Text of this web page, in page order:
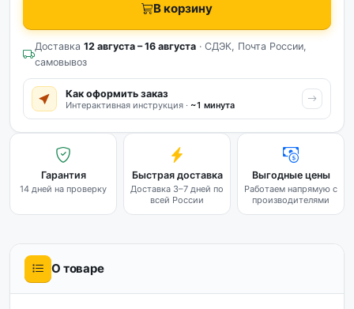
В корзину
Доставка 12 августа – 16 августа · СДЭК, Почта России,
самовывоз
Как оформить заказ
Интерактивная инструкция · ~1 минута
Гарантия
14 дней на проверку
Быстрая доставка
Доставка 3–7 дней по
всей России
Выгодные цены
Работаем напрямую с
производителями
О товаре